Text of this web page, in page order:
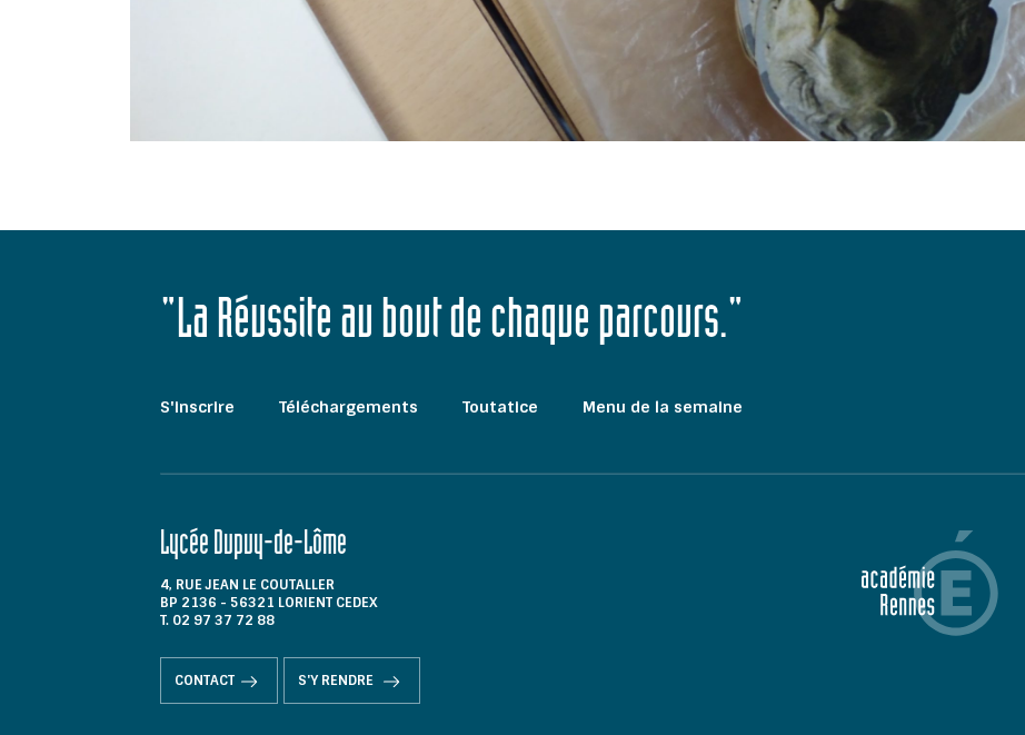
"La Réussite au bout de chaque parcours."
S'inscrire Téléchargements Toutatice Menu de la semaine
Lycée Dupuy-de-Lôme
4, RUE JEAN LE COUTALLER
BP 2136 - 56321 LORIENT CEDEX
T. 02 97 37 72 88
CONTACT S'Y RENDRE